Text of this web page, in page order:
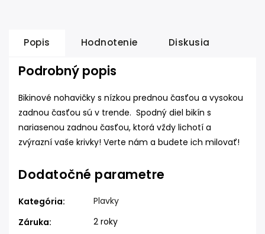
Popis Hodnotenie Diskusia
Podrobný popis
Bikinové nohavičky s nízkou prednou časťou a vysokou
zadnou časťou sú v trende. Spodný diel bikín s
nariasenou zadnou časťou, ktorá vždy lichotí a
zvýrazní vaše krivky! Verte nám a budete ich milovať!
Dodatočné parametre
Kategória:
Plavky
Záruka:
2 roky